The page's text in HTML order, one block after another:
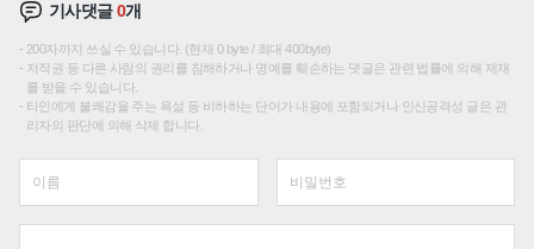
기사댓글0개
200자까지 쓰실 수 있습니다. (현재 0 byte / 최대 400byte)
저작권 등 다른 사람의 권리를 침해하거나 명예를 훼손하는 댓글은 관련 법률에 의해 제재
를 받을 수 있습니다.
타인에게 불쾌감을 주는 욕설 등 비하하는 단어가 내용에 포함되거나 인신공격성 글은 관
리자의 판단에 의해 삭제 합니다.